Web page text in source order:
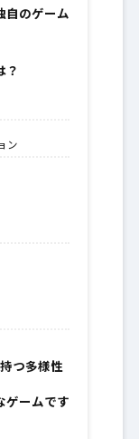
自のゲーム
？
ン
つ多様性
ゲームです